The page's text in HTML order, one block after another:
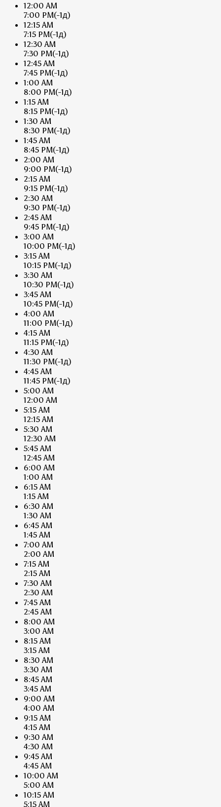
12:00 AM
7:00 PM(-1д)
12:15 AM
7:15 PM(-1д)
12:30 AM
7:30 PM(-1д)
12:45 AM
7:45 PM(-1д)
1:00 AM
8:00 PM(-1д)
1:15 AM
8:15 PM(-1д)
1:30 AM
8:30 PM(-1д)
1:45 AM
8:45 PM(-1д)
2:00 AM
9:00 PM(-1д)
2:15 AM
9:15 PM(-1д)
2:30 AM
9:30 PM(-1д)
2:45 AM
9:45 PM(-1д)
3:00 AM
10:00 PM(-1д)
3:15 AM
10:15 PM(-1д)
3:30 AM
10:30 PM(-1д)
3:45 AM
10:45 PM(-1д)
4:00 AM
11:00 PM(-1д)
4:15 AM
11:15 PM(-1д)
4:30 AM
11:30 PM(-1д)
4:45 AM
11:45 PM(-1д)
5:00 AM
12:00 AM
5:15 AM
12:15 AM
5:30 AM
12:30 AM
5:45 AM
12:45 AM
6:00 AM
1:00 AM
6:15 AM
1:15 AM
6:30 AM
1:30 AM
6:45 AM
1:45 AM
7:00 AM
2:00 AM
7:15 AM
2:15 AM
7:30 AM
2:30 AM
7:45 AM
2:45 AM
8:00 AM
3:00 AM
8:15 AM
3:15 AM
8:30 AM
3:30 AM
8:45 AM
3:45 AM
9:00 AM
4:00 AM
9:15 AM
4:15 AM
9:30 AM
4:30 AM
9:45 AM
4:45 AM
10:00 AM
5:00 AM
10:15 AM
5:15 AM